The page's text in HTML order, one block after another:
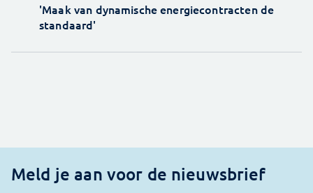
'Maak van dynamische energiecontracten de
standaard'
Meld je aan voor de nieuwsbrief